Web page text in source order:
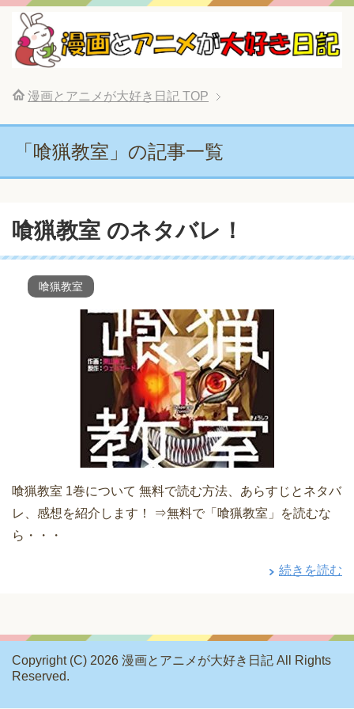
漫画とアニメが大好き日記 TOP
「喰猟教室」の記事一覧
喰猟教室 のネタバレ！
喰猟教室
喰猟教室 1巻について 無料で読む方法、あらすじとネタバ
レ、感想を紹介します！ ⇒無料で「喰猟教室」を読むな
ら・・・
続きを読む
Copyright (C) 2026 漫画とアニメが大好き日記 All Rights
Reserved.